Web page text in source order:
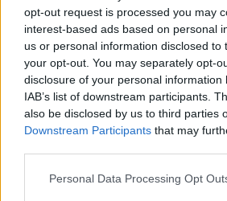
opt-out request is processed you may
interest-based ads based on personal
us or personal information disclosed to
your opt-out. You may separately opt-
disclosure of your personal information
IAB’s list of downstream participants.
also be disclosed by us to third parties
Downstream Participants that may
Personal Data Processing Opt
nuovi macchinari, impianti e
piccole e medi
Ministero delle Imprese e del
Dipartimento per le politiche per
7.065 euro
2020-12-31
COVID-19: Fondo di garanzia
56966 (2020/N)
811.069 euro